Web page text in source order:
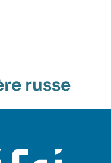
russe